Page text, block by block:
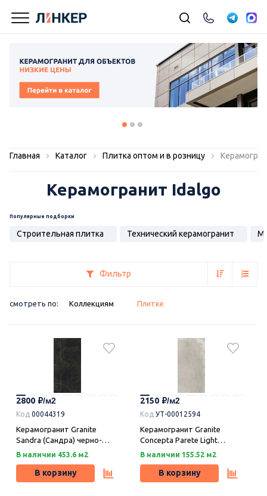
Главная Каталог Плитка оптом и в розницу
Керамогранит Idalgo
Популярные подборки
Строительная плитка Технический керамогранит
Фильтр
смотреть по: Коллекциям Плитке
2800
Код 00044319
Керамогранит Granite
Sandra (Сандра) черно-
оливковый легкое
120х59,9, Idalgo (Идальго)
В наличии 453.6 м2
В корзину
2150
Код УТ-00012594
Керамогранит Granite
Concepta Parete Light
(Концепта) парете светлый
Idalgo (Идальго)
В наличии 155.52 м2
В корзину